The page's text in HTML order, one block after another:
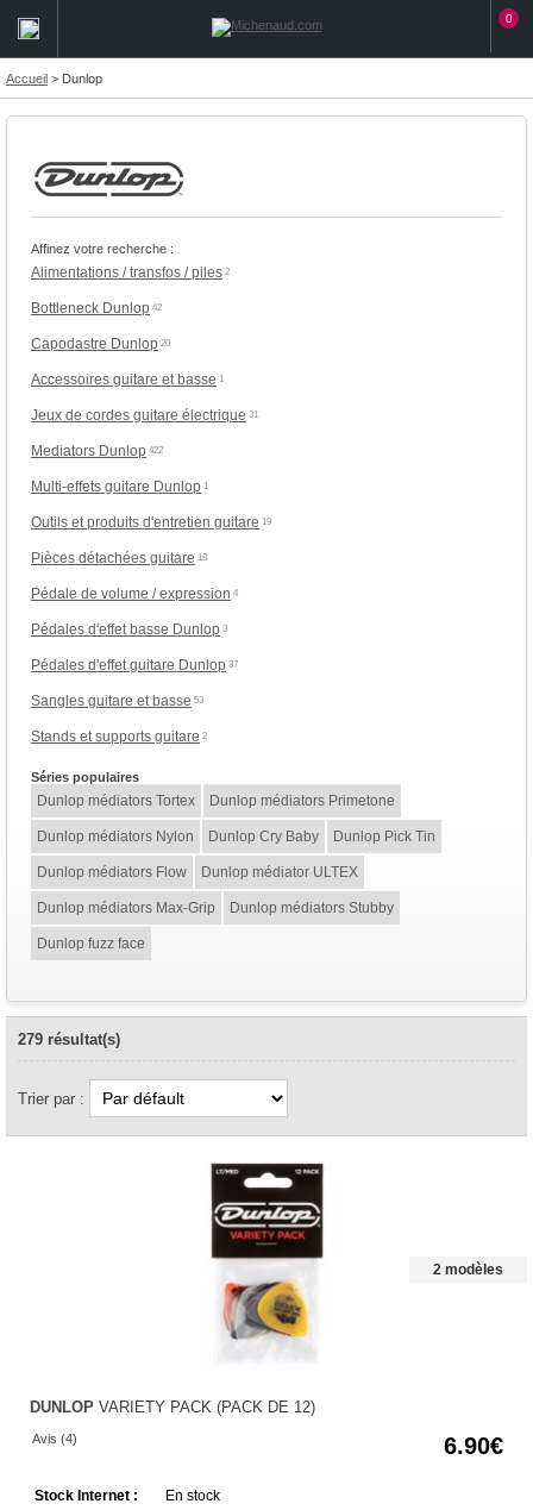
0
Accueil > Dunlop
Affinez votre recherche :
Alimentations / transfos / piles 2
Bottleneck Dunlop 42
Capodastre Dunlop 20
Accessoires guitare et basse 1
Jeux de cordes guitare électrique 31
Mediators Dunlop 422
Multi-effets guitare Dunlop 1
Outils et produits d'entretien guitare 19
Pièces détachées guitare 18
Pédale de volume / expression 4
Pédales d'effet basse Dunlop 3
Pédales d'effet guitare Dunlop 37
Sangles guitare et basse 53
Stands et supports guitare 2
Séries populaires
Dunlop médiators Tortex Dunlop médiators Primetone
Dunlop médiators Nylon Dunlop Cry Baby Dunlop Pick Tin
Dunlop médiators Flow Dunlop médiator ULTEX
Dunlop médiators Max-Grip Dunlop médiators Stubby
Dunlop fuzz face
279 résultat(s)
Trier par :
2 modèles
DUNLOP VARIETY PACK (PACK DE 12)
Avis (4) 6.90
Stock Internet :
En stock